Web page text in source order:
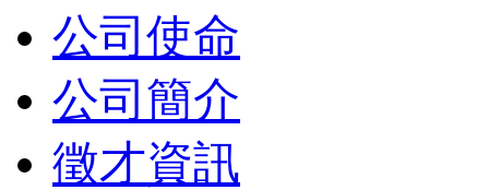
公司使命
公司簡介
徵才資訊